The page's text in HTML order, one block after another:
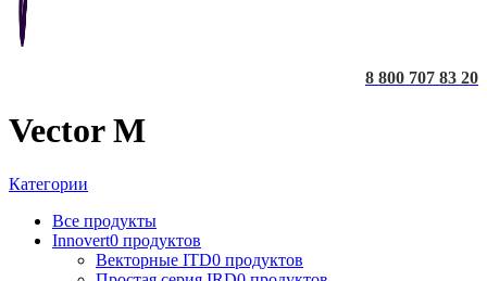
8 800 707 83 20
Vector M
Категории
Все продукты
Innovert0 продуктов
Векторные ITD0 продуктов